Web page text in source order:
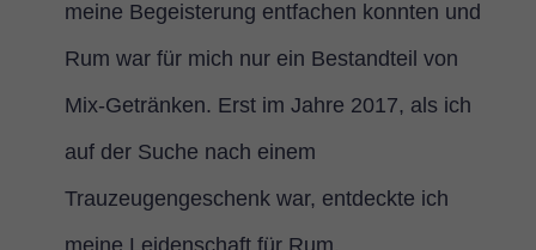
meine Begeisterung entfachen konnten und
Rum war für mich nur ein Bestandteil von
Mix-Getränken. Erst im Jahre 2017, als ich
auf der Suche nach einem
Trauzeugengeschenk war, entdeckte ich